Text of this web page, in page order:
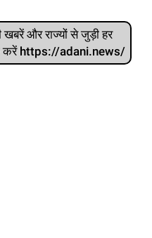
खबरें और राज्‍यों से जुड़ी हर
करें https://adani.news/